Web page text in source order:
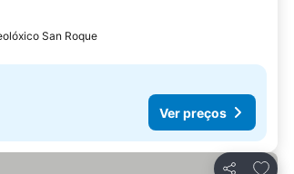
San Roque
Ver preços